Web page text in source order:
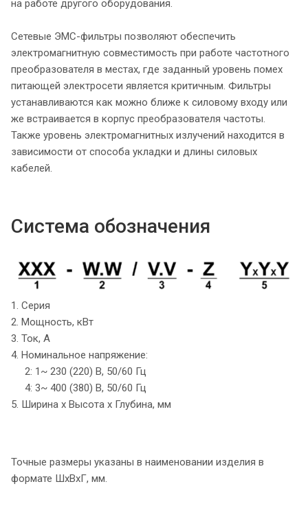
на работе другого оборудования.
Сетевые ЭМС-фильтры позволяют обеспечить
электромагнитную совместимость при работе частотного
преобразователя в местах, где заданный уровень помех
питающей электросети является критичным. Фильтры
устанавливаются как можно ближе к силовому входу или
же встраивается в корпус преобразователя частоты.
Также уровень электромагнитных излучений находится в
зависимости от способа укладки и длины силовых
кабелей.
Система обозначения
1. Серия
2. Мощность, кВт
3. Ток, А
4. Номинальное напряжение:
2: 1~ 230 (220) B, 50/60 Гц
4: 3~ 400 (380) B, 50/60 Гц
5. Ширина х Высота х Глубина, мм
Точные размеры указаны в наименовании изделия в
формате ШхВхГ, мм.